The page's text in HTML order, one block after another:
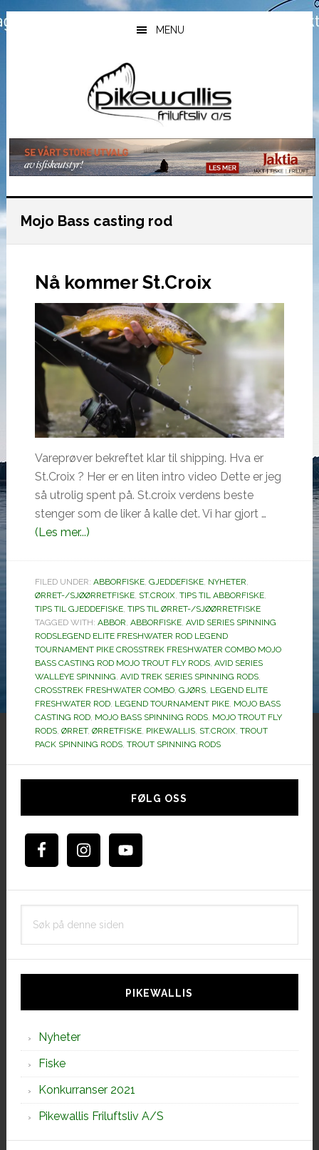
Hopp
til
Hopp
til
Hopp
til
MENU
Mojo Bass casting rod
Nå kommer St.Croix
Vareprøver bekreftet klar til shipping. Hva er
St.Croix ? Her er en liten intro video Dette er jeg
så utrolig spent på. St.croix verdens beste
stenger som de liker å kalle det. Vi har gjort …
(Les mer...)omNå
FILED UNDER: ABBORFISKE, GJEDDEFISKE, NYHETER,
ØRRET-/SJØØRRETFISKE, ST.CROIX, TIPS TIL ABBORFISKE,
TIPS TIL GJEDDEFISKE, TIPS TIL ØRRET-/SJØØRRETFISKE
TAGGED WITH: ABBOR, ABBORFISKE, AVID SERIES SPINNING
RODSLEGEND ELITE FRESHWATER ROD LEGEND
TOURNAMENT PIKE CROSSTREK FRESHWATER COMBO MOJO
BASS CASTING ROD MOJO TROUT FLY RODS, AVID SERIES
WALLEYE SPINNING, AVID TREK SERIES SPINNING RODS,
CROSSTREK FRESHWATER COMBO, GJØRS, LEGEND ELITE
FRESHWATER ROD, LEGEND TOURNAMENT PIKE, MOJO BASS
CASTING ROD, MOJO BASS SPINNING RODS, MOJO TROUT FLY
RODS, ØRRET, ØRRETFISKE, PIKEWALLIS, ST.CROIX, TROUT
PACK SPINNING RODS, TROUT SPINNING RODS
Hoved
FØLG OSS
PIKEWALLIS
Nyheter
Fiske
Konkurranser 2021
Pikewallis Friluftsliv A/S